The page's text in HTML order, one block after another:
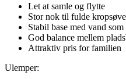
Let at samle og flytte
Stor nok til fulde
Stabil base med vand
God balance mellem
Attraktiv pris for familien
Ulemper: